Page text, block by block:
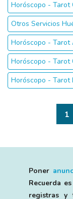
Horóscopo - Tarot
Otros Servicios
Horóscopo - Tarot
Horóscopo - Tarot
Horóscopo - Tarot
1
Poner
Recuerda
registras